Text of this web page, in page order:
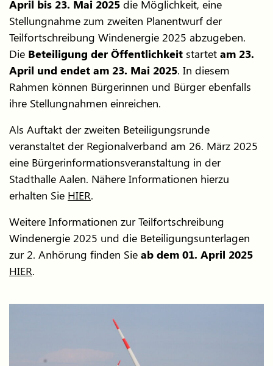
April bis 23. Mai 2025 die Möglichkeit, eine
Stellungnahme zum zweiten Planentwurf der
Teilfortschreibung Windenergie 2025 abzugeben.
Die Beteiligung der Öffentlichkeit startet am 23.
April und endet am 23. Mai 2025. In diesem
Rahmen können Bürgerinnen und Bürger ebenfalls
ihre Stellungnahmen einreichen.
Als Auftakt der zweiten Beteiligungsrunde
veranstaltet der Regionalverband am 26. März 2025
eine Bürgerinformationsveranstaltung in der
Stadthalle Aalen. Nähere Informationen hierzu
erhalten Sie HIER.
Weitere Informationen zur Teilfortschreibung
Windenergie 2025 und die Beteiligungsunterlagen
zur 2. Anhörung finden Sie ab dem 01. April 2025
HIER.